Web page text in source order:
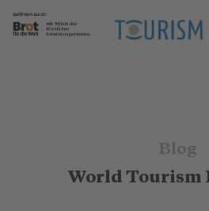
Blog
World Tourism